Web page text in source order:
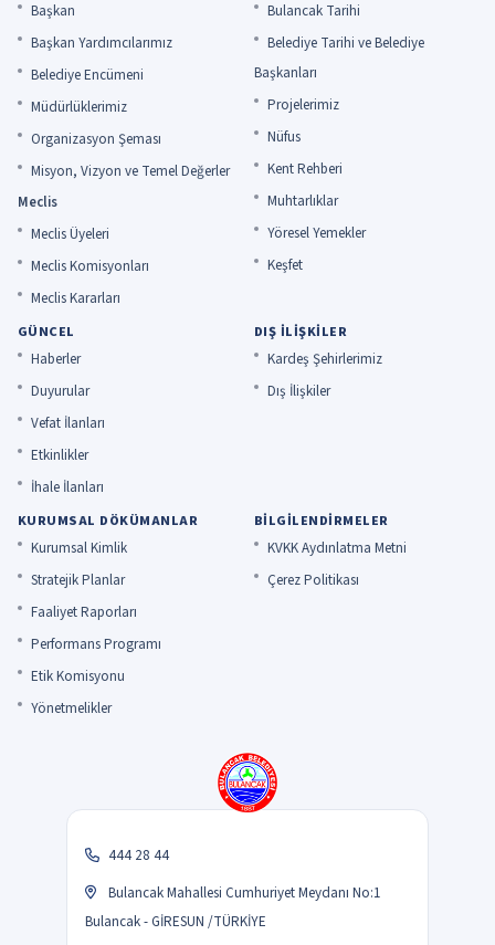
Başkan
Başkan Yardımcılarımız
Belediye Encümeni
Müdürlüklerimiz
Organizasyon Şeması
Misyon, Vizyon ve Temel Değerler
Meclis
Meclis Üyeleri
Meclis Komisyonları
Meclis Kararları
Bulancak Tarihi
Belediye Tarihi ve Belediye
Başkanları
Projelerimiz
Nüfus
Kent Rehberi
Muhtarlıklar
Yöresel Yemekler
Keşfet
GÜNCEL
Haberler
Duyurular
Vefat İlanları
Etkinlikler
İhale İlanları
DIŞ İLIŞKILER
Kardeş Şehirlerimiz
Dış İlişkiler
KURUMSAL DÖKÜMANLAR
Kurumsal Kimlik
Stratejik Planlar
Faaliyet Raporları
Performans Programı
Etik Komisyonu
Yönetmelikler
BILGILENDIRMELER
KVKK Aydınlatma Metni
Çerez Politikası
444 28 44
Bulancak Mahallesi Cumhuriyet Meydanı No:1
Bulancak - GİRESUN /TÜRKİYE